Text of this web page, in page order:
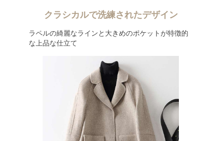
クラシカルで洗練されたデザイン
ラペルの綺麗なラインと大きめのポケットが特徴的
な上品な仕立て